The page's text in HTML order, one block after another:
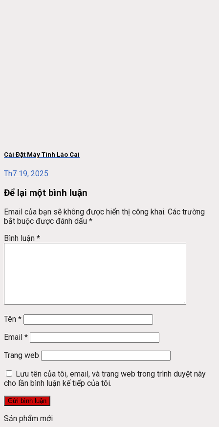
Cài Đặt Máy Tính Lào Cai
Th7 19, 2025
Để lại một bình luận
Email của bạn sẽ không được hiển thị công khai. Các trường
bắt buộc được đánh dấu *
Bình luận *
Tên *
Email *
Trang web
Lưu tên của tôi, email, và trang web trong trình duyệt này
cho lần bình luận kế tiếp của tôi.
Sản phẩm mới